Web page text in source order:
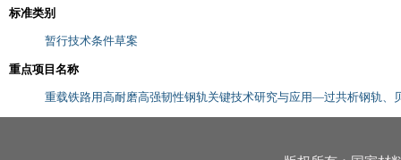
标准类别
暂行技术条件草案
重点项目名称
重载铁路用高耐磨高强韧性钢轨关键技术研究与应用—过共析钢轨、